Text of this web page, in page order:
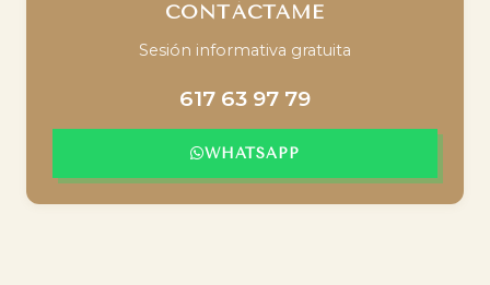
CONTÁCTAME
Sesión informativa gratuita
617 63 97 79
WHATSAPP